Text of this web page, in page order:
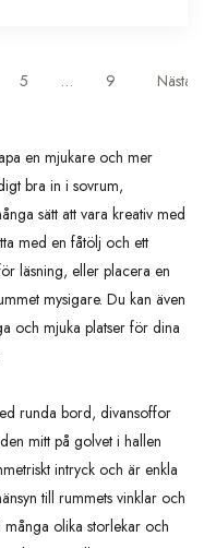
5 … 9 Nästa
en mjukare och mer
bra in i sovrum,
sätt att vara kreativ med
med en fåtölj och ett
läsning, eller placera en
mysigare. Du kan även
och mjuka platser för dina
runda bord, divansoffor
mitt på golvet i hallen
intryck och är enkla
till rummets vinklar och
olika storlekar och